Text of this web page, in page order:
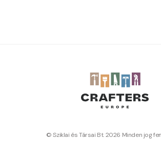
© Sziklai és Társai Bt. 2026 Minden jog